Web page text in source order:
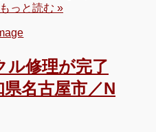
もっと読む »
ル修理が完了
名古屋市／N